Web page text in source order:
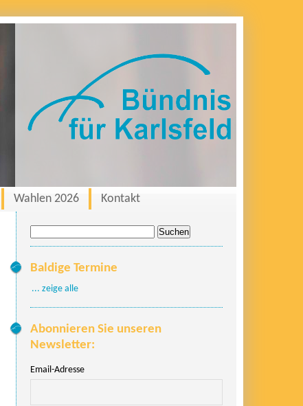
Wahlen 2026 Kontakt
nach:
Baldige Termine
... zeige alle
Abonnieren Sie unseren
Newsletter:
Email-Adresse